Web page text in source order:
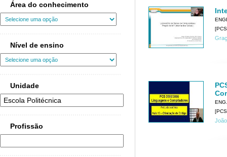
Área do conhecimento
Nível de ensino
Unidade
Profissão